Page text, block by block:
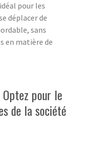
pour les
déplacer de
sans
en matière de
pour le
de la société